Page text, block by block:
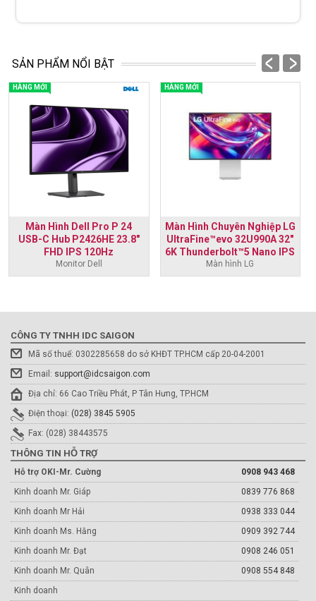
SẢN PHẨM NỔI BẬT
HÀNG MỚI
Màn Hình Dell Pro P 24
USB-C Hub P2426HE 23.8"
FHD IPS 120Hz
Monitor Dell
HÀNG MỚI
Màn Hình Chuyên Nghiệp LG
UltraFine™evo 32U990A 32"
6K Thunderbolt™5 Nano IPS
Black
Màn hình LG
prev next
CÔNG TY TNHH IDC SAIGON
Mã số thuế: 0302285658 do sở KHĐT TP.HCM cấp 20-04-2001
Email: support@idcsaigon.com
Địa chỉ: 66 Cao Triều Phát, P Tân Hưng, TP.HCM
Điện thoại: (028) 3845 5905
Fax: (028) 38443575
THÔNG TIN HỖ TRỢ
Hỗ trợ OKI-Mr. Cường
0908 943 468
Kinh doanh Mr. Giáp
0839 776 868
Kinh doanh Mr Hải
0938 333 044
Kinh doanh Ms. Hằng
0909 392 744
Kinh doanh Mr. Đạt
0908 246 051
Kinh doanh Mr. Quân
0908 554 848
Kinh doanh